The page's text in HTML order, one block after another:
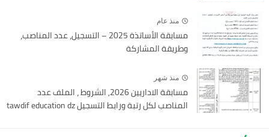
منذ عام
مسابقة الأساتذة 2025 – التسجيل، عدد المناصب،
وطريقة المشاركة
منذ شهر
مسابقة الاداريين 2026, الشروط ، الملف عدد
المناصب لكل رتبة ورابط التسجيل tawdif education dz